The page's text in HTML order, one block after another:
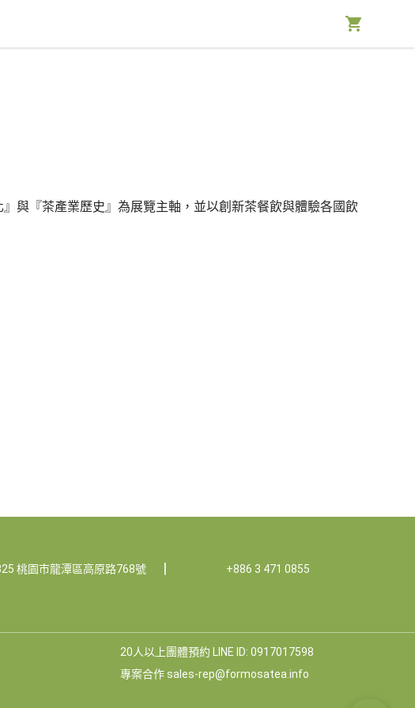
與『茶產業歷史』為展覽主軸，並以創新茶餐飲與體驗各國飲
桃園市龍潭區高原路768號 | +886 3 471 0855
20人以上團體預約 LINE ID: 0917017598
專案合作 sales-rep@formosatea.info